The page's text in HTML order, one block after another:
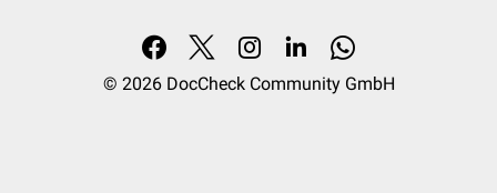
© 2026 DocCheck Community GmbH